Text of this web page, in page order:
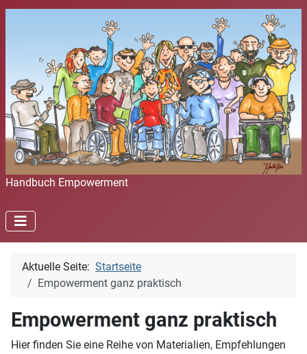
Handbuch Empowerment
Aktuelle Seite: Startseite
Empowerment ganz praktisch
Empowerment ganz praktisch
Hier finden Sie eine Reihe von Materialien, Empfehlungen